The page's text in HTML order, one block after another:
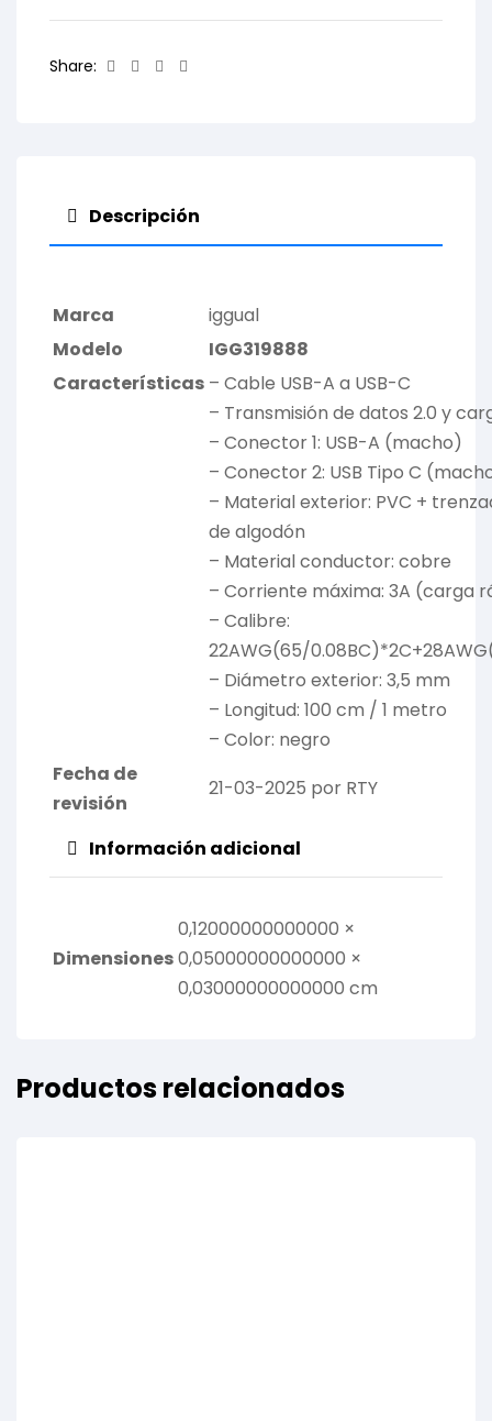
Share: Facebook
TwitterLinkedin
Descripción
Marca
iggual
Modelo
IGG319888
Características – Cable USB-A a USB-C
– Transmisión de datos 2.0 y
– Conector 1: USB-A (macho)
– Conector 2: USB Tipo C
– Material exterior: PVC +
de algodón
– Material conductor: cobre
– Corriente máxima: 3A (carga
– Calibre:
22AWG(65/
– Diámetro exterior: 3,5 mm
– Longitud: 100 cm / 1 metro
– Color: negro
Fecha de
revisión
21-03-2025 por RTY
Información adicional
Dimensiones
0,12000000000000 ×
0,05000000000000 ×
0,03000000000000 cm
Productos relacionados